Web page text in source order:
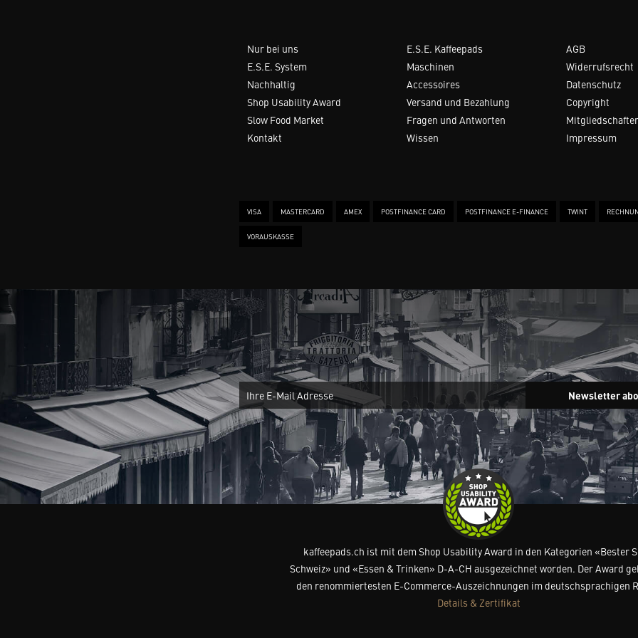
Nur bei uns
E.S.E. System
Nachhaltig
Shop Usability Award
Slow Food Market
Kontakt
E.S.E. Kaffeepads
Maschinen
Accessoires
Versand und Bezahlung
Fragen und Antworten
Wissen
AGB
Widerrufsrecht
Datenschutz
Copyright
Impressum
VISA MASTERCARD AMEX POSTFINANCE CARD POSTFINANCE E-FINANCE TWINT
VORAUSKASSE
Newsletter
kaffeepads.ch ist mit dem Shop Usability Award in den Kategorien «Bester
Schweiz» und «Essen & Trinken» D-A-CH ausgezeichnet worden. Der Award
den renommiertesten E-Commerce-Auszeichnungen im deutschsprachigen
Details & Zertifikat